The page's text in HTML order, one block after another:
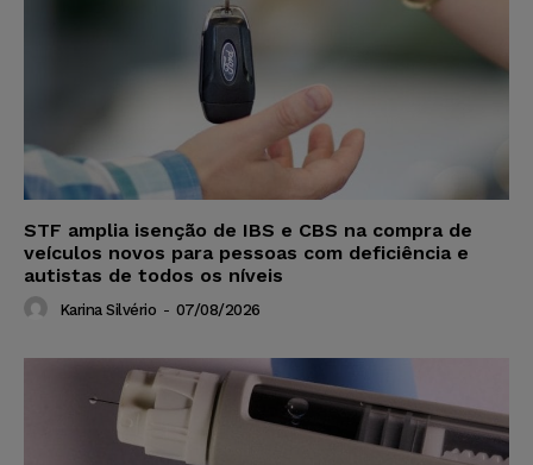
STF amplia isenção de IBS e CBS na compra de
veículos novos para pessoas com deficiência e
autistas de todos os níveis
Karina Silvério - 07/08/2026